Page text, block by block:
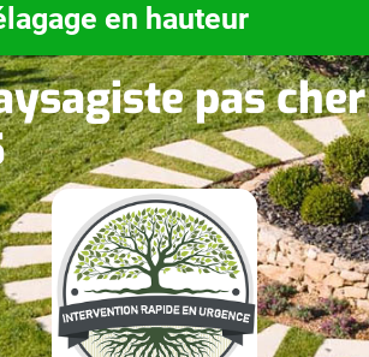
en hauteur
pas cher